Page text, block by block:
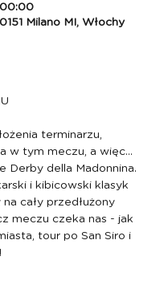
00:00
Milano MI, Włochy
terminarzu,
w tym meczu, a więc…
Derby della Madonnina.
i kibicowski klasyk
cały przedłużony
meczu czeka nas - jak
tour po San Siro i